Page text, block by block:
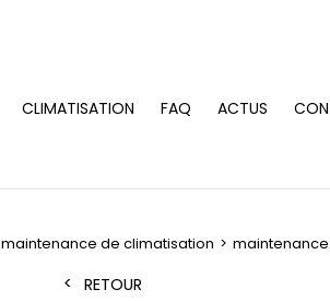
CLIMATISATION FAQ ACTUS
maintenance de climatisation
RETOUR